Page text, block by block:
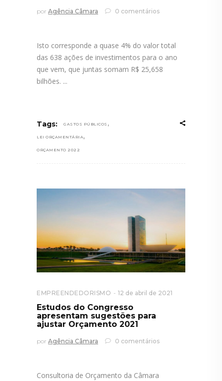
por Agência Câmara 0 comentários
Isto corresponde a quase 4% do valor total
das 638 ações de investimentos para o ano
que vem, que juntas somam R$ 25,658
bilhões.
Tags: GASTOS PÚBLICOS ,
LEI ORÇAMENTÁRIA,
ORÇAMENTO 2022
EMPREENDEDORISMO 12 de abril de 2021
Estudos do Congresso
apresentam sugestões para
ajustar Orçamento 2021
por Agência Câmara 0 comentários
Consultoria de Orçamento da Câmara